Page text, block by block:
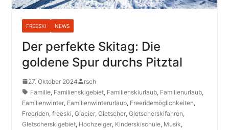
FREESKI NEWS
Der perfekte Skitag: Die
goldene Spur durchs Pitztal
27. Oktober 2024
rsch
Familie, Familienskigebiet, Familienskiurlaub, Familienurlaub,
Familienwinter, Familienwinterurlaub, Freeridemöglichkeiten,
Freeriden, freeski, Glacier, Gletscher, Gletscherskifahren,
Gletscherskigebiet, Hochzeiger, Kinderskischule, Musik,